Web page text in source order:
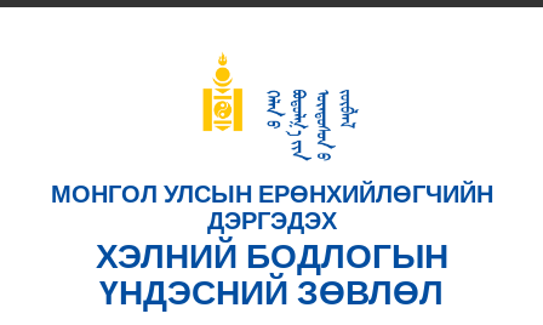
МОНГОЛ УЛСЫН ЕРӨНХИЙЛӨГЧИЙН
ДЭРГЭДЭХ
ХЭЛНИЙ БОДЛОГЫН
ҮНДЭСНИЙ ЗӨВЛӨЛ